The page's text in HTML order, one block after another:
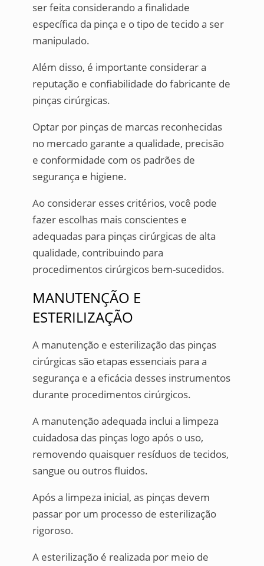
ser feita considerando a finalidade
específica da pinça e o tipo de tecido a ser
manipulado.
Além disso, é importante considerar a
reputação e confiabilidade do fabricante de
pinças cirúrgicas.
Optar por pinças de marcas reconhecidas
no mercado garante a qualidade, precisão
e conformidade com os padrões de
segurança e higiene.
Ao considerar esses critérios, você pode
fazer escolhas mais conscientes e
adequadas para pinças cirúrgicas de alta
qualidade, contribuindo para
procedimentos cirúrgicos bem-sucedidos.
MANUTENÇÃO E
ESTERILIZAÇÃO
A manutenção e esterilização das pinças
cirúrgicas são etapas essenciais para a
segurança e a eficácia desses instrumentos
durante procedimentos cirúrgicos.
A manutenção adequada inclui a limpeza
cuidadosa das pinças logo após o uso,
removendo quaisquer resíduos de tecidos,
sangue ou outros fluidos.
Após a limpeza inicial, as pinças devem
passar por um processo de esterilização
rigoroso.
A esterilização é realizada por meio de